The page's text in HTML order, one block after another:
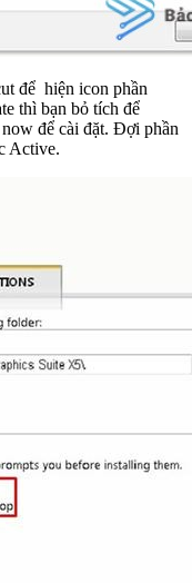
để hiện icon phần
thì bạn bỏ tích để
để cài đặt. Đợi phần
Active.